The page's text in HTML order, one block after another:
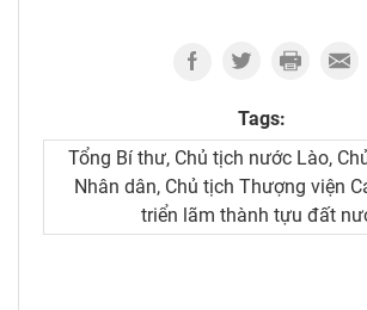
Tags:
Tổng Bí thư, Chủ tịch nước Lào,
Nhân dân, Chủ tịch Thượng viện
triển lãm thành tựu đất